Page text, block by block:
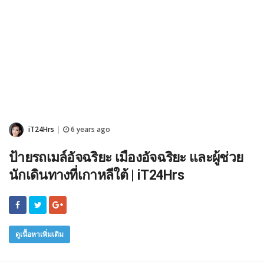
iT24Hrs 6 years ago
ป้ายรถเมล์อัจฉริยะ เมืองอัจฉริยะ และผู้ช่วย
นักเดินทางที่เกาหลีใต้ | iT24Hrs
ดูเนื้อหาเพิ่มเติม